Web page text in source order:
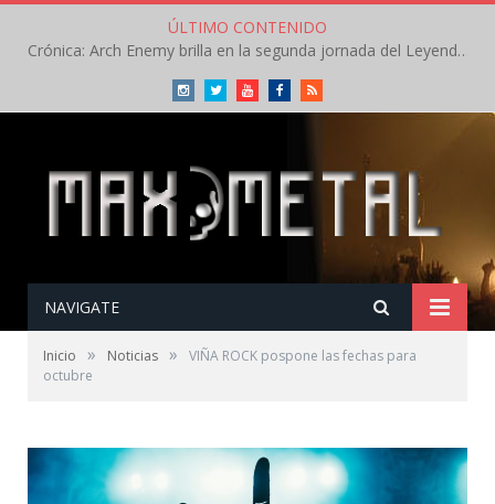
ÚLTIMO CONTENIDO
Crónica: Arch Enemy brilla en la segunda jornada del Leyendas del Rock – Jueves – Agosto 2026
InstagramTwitterYoutubeFacebookRSS
NAVIGATE
Inicio » Noticias »
VIÑA ROCK pospone las fechas para
octubre